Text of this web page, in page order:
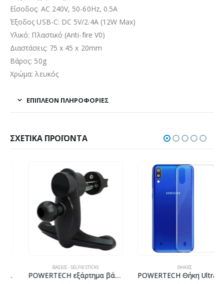
Είσοδος: AC 240V, 50-60Hz, 0.5A
Έξοδος USB-C: DC 5V/2.4A (12W Max)
Υλικό: Πλαστικό (Anti-fire V0)
Διαστάσεις: 75 x 45 x 20mm
Βάρος: 50g
Χρώμα: λευκός
ΕΠΙΠΛΈΟΝ ΠΛΗΡΟΦΟΡΊΕΣ
ΣΧΕΤΙΚΆ ΠΡΟΪΌΝΤΑ
ΒΆΣΕΙΣ - SELFIE STICKS
POWERTECH εξάρτημα βάσης κινητού τοποθέτησης σε αεραγωγό CAR-0010, μαύρο POWERTECH Θήκη Ultra Slim για SAMSUNG Galaxy M10, διάφανη